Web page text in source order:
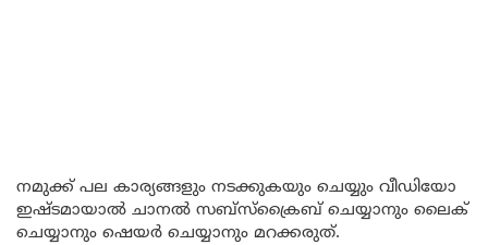
നമുക്ക് പല കാര്യങ്ങളും നടക്കുകയും ചെയ്യും വീഡിയോ
ഇഷ്ടമായാൽ ചാനൽ സബ്സ്ക്രൈബ് ചെയ്യാനും ലൈക്
ചെയ്യാനും ഷെയർ ചെയ്യാനും മറക്കരുത്.